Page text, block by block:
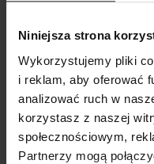
Niniejsza strona
Wykorzystujemy pliki
i reklam, aby oferować
analizować ruch w
korzystasz z naszej
społecznościowym,
Partnerzy mogą